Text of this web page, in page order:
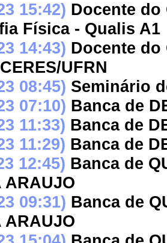
15:42) Docente do
Física - Qualis A1
14:43) Docente do
UFRN
08:45) Seminário
07:10) Banca de
11:33) Banca de
11:29) Banca de
12:45) Banca de
ARAUJO
09:31) Banca de
ARAUJO